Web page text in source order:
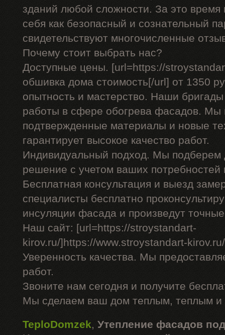
зданий любой сложности. За это
себя как безопасный и сознательный
свидетельствуют многочисленные
Почему стоит выбрать нас?
Доступные цены. [url=https://
обшивка дома стоимость[/url] от 1350
опытность и мастерство. Наши
работы в сфере обогрева фасадов. Мы
подтвержденные материалы и новые
гарантирует высокое качество работ.
Индивидуальный подход. Мы подберем
решение с учетом ваших
Бесплатная консультация и выезд
специалисты бесплатно
инсуляции фасада и произведут
Наш сайт: [url=https://stroystandart-
kirov.ru/]https://www.stroystandart-
Уверенность качества. Мы
работ.
Звоните нам сегодня и получите
Мы сделаем ваш дом теплым, теплым и
TeploDomzek, Утепление фасадов под